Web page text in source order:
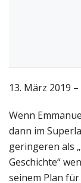
13. März 2019 –
Wenn
dann im
geringeren als
Geschichte“
seinem Plan